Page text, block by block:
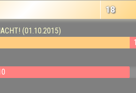
18
(01.10.2015)